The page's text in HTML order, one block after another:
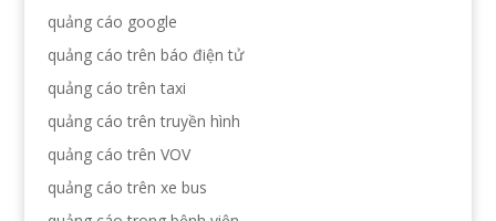
quảng cáo google
quảng cáo trên báo điện tử
quảng cáo trên taxi
quảng cáo trên truyền hình
quảng cáo trên VOV
quảng cáo trên xe bus